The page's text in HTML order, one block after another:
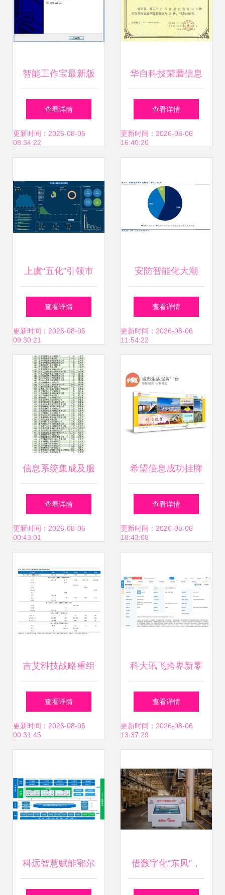
智能工作宝最新版
下载v1.0.0.2免费
版——高效信息系
查看详情
更新时间：2026-08-06
08:34:22
华自科技荣膺信息
系统集成及服务一
级资质，实力铸就
查看详情
更新时间：2026-08-06
16:40:20
上虞“五化”引领市
场公共服务大提升
信息系统集成服务
为核心
查看详情
更新时间：2026-08-06
09:30:21
安防智能化大潮
下，信息系统集成
服务商迎来黄金发
查看详情
更新时间：2026-08-06
11:54:22
信息系统集成及服
务资质通服企业大
名单深度解析
查看详情
更新时间：2026-08-06
00:43:01
希望信息成功挂牌
新三板 宁夏电子政
务建设的引领者与
查看详情
更新时间：2026-08-06
18:43:08
吉艾科技战略重组
聚焦信息系统集成
服务，重塑发展新
查看详情
更新时间：2026-08-06
00:31:45
科大讯飞跨界新零
售 以技术为锚，探
索商业新边界
查看详情
更新时间：2026-08-06
13:37:29
科远智慧赋能鄂尔 借数字化“东风”，